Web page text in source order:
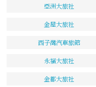
亞洲大旅社
金屋大旅社
西子灣汽車旅館
永福大旅社
金都大旅社